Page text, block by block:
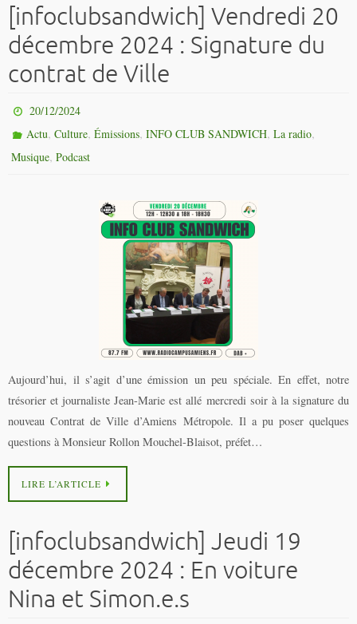
[infoclubsandwich] Vendredi 20
décembre 2024 : Signature du
contrat de Ville
20/12/2024
Actu,Culture,Émissions,INFO CLUB SANDWICH,La radio,
Musique, Podcast
Aujourd’hui, il s’agit d’une émission un peu spéciale. En effet, notre
trésorier et journaliste Jean-Marie est allé mercredi soir à la signature du
nouveau Contrat de Ville d’Amiens Métropole. Il a pu poser quelques
questions à Monsieur Rollon Mouchel-Blaisot, préfet…
LIRE L’ARTICLE
[infoclubsandwich] Jeudi 19
décembre 2024 : En voiture
Nina et Simon.e.s